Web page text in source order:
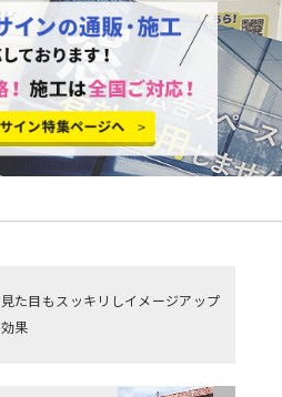
見た目もスッキリしイメージアップ
効果